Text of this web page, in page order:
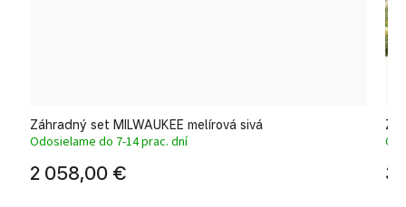
Záhradný set MILWAUKEE melírová sivá
Odosielame do 7-14 prac. dní
2 058,00 € 3